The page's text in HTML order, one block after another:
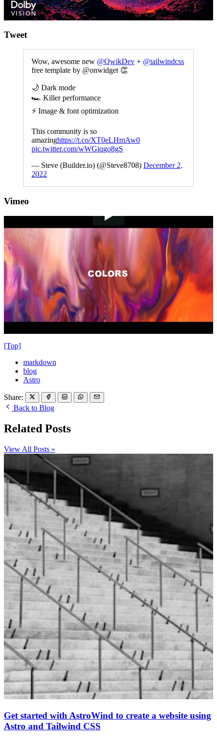
Tweet
Wow, awesome new @QwikDev + @tailwindcss
free template by @onwidget 👏
🌙 Dark mode
🏎️ Killer performance
⚡ Image & font optimization
This community is so
amazinghttps://t.co/XT0eLHmAw0
pic.twitter.com/wWGiqgo8gS
— Steve (Builder.io) (@Steve8708) December 2,
2022
Vimeo
[Top]
markdown
blog
Astro
Share:
Back to Blog
Related Posts
View All Posts »
Get started with AstroWind to create a website using
Astro and Tailwind CSS